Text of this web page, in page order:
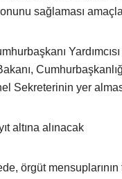
sağlaması
Sekreterinin yer
altına alınacak
örgüt